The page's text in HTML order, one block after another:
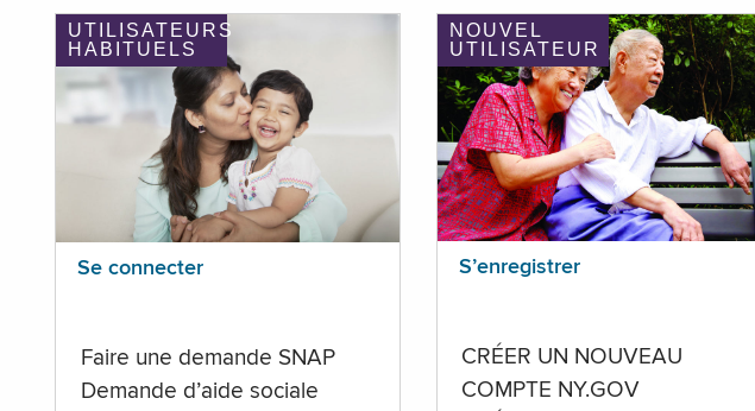
UTILISATEURS
HABITUELS
Se connecter
Faire une demande SNAP
Demande d’aide sociale
NOUVEL
UTILISATEUR
S’enregistrer
CRÉER UN NOUVEAU
COMPTE NY.GOV